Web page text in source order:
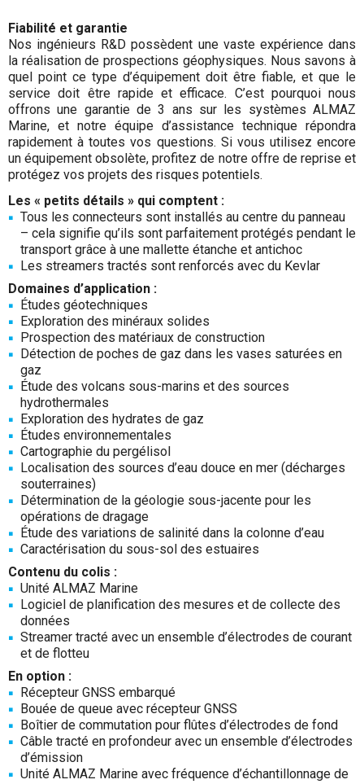
Fiabilité et garantie
Nos ingénieurs R&D possèdent une vaste expérience dans
la réalisation de prospections géophysiques. Nous savons à
quel point ce type d’équipement doit être fiable, et que le
service doit être rapide et efficace. C’est pourquoi nous
offrons une garantie de 3 ans sur les systèmes ALMAZ
Marine, et notre équipe d’assistance technique répondra
rapidement à toutes vos questions. Si vous utilisez encore
un équipement obsolète, profitez de notre offre de reprise et
protégez vos projets des risques potentiels.
Les « petits détails » qui comptent :
Tous les connecteurs sont installés au centre du panneau
– cela signifie qu’ils sont parfaitement protégés pendant le
transport grâce à une mallette étanche et antichoc
Les streamers tractés sont renforcés avec du Kevlar
Domaines d’application :
Études géotechniques
Exploration des minéraux solides
Prospection des matériaux de construction
Détection de poches de gaz dans les vases saturées en
gaz
Étude des volcans sous-marins et des sources
hydrothermales
Exploration des hydrates de gaz
Études environnementales
Cartographie du pergélisol
Localisation des sources d’eau douce en mer (décharges
souterraines)
Détermination de la géologie sous-jacente pour les
opérations de dragage
Étude des variations de salinité dans la colonne d’eau
Caractérisation du sous-sol des estuaires
Contenu du colis :
Unité ALMAZ Marine
Logiciel de planification des mesures et de collecte des
données
Streamer tracté avec un ensemble d’électrodes de courant
et de flotteu
En option :
Récepteur GNSS embarqué
Bouée de queue avec récepteur GNSS
Boîtier de commutation pour flûtes d’électrodes de fond
Câble tracté en profondeur avec un ensemble d’électrodes
d’émission
Unité ALMAZ Marine avec fréquence d’échantillonnage de